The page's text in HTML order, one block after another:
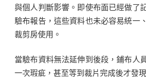
與個人判斷影響。即使布面已經做了
驗布報告，這些資料也未必容易統一
裁剪房使用。
當驗布資料無法延伸到後段，鋪布人
一次瑕疵，甚至等到裁片完成後才發